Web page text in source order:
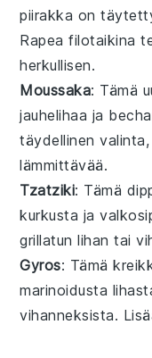
piirakka on
Rapeafilotaikina
herkullisen.
Moussaka: Tämä
jauhelihaa ja
täydellinen
lämmittävää.
Tzatziki: Tämä
kurkusta ja
grillatun lihan tai
Gyros: Tämä
marinoidusta
vihanneksista.